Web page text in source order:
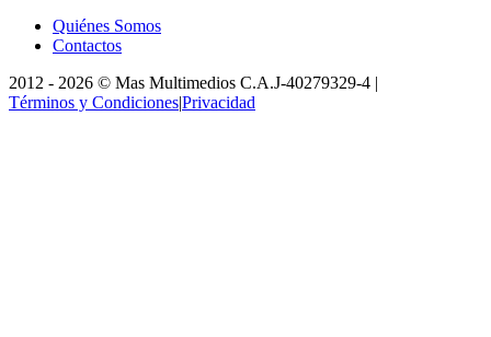
Quiénes Somos
Contactos
2012 - 2026 © Mas Multimedios C.A.J-40279329-4 |
Términos y Condiciones|Privacidad